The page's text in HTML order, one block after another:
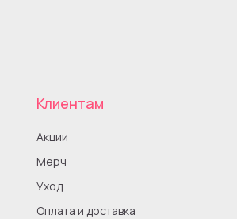
Клиентам
Оплата и доставка
Акции
Уход
Мерч